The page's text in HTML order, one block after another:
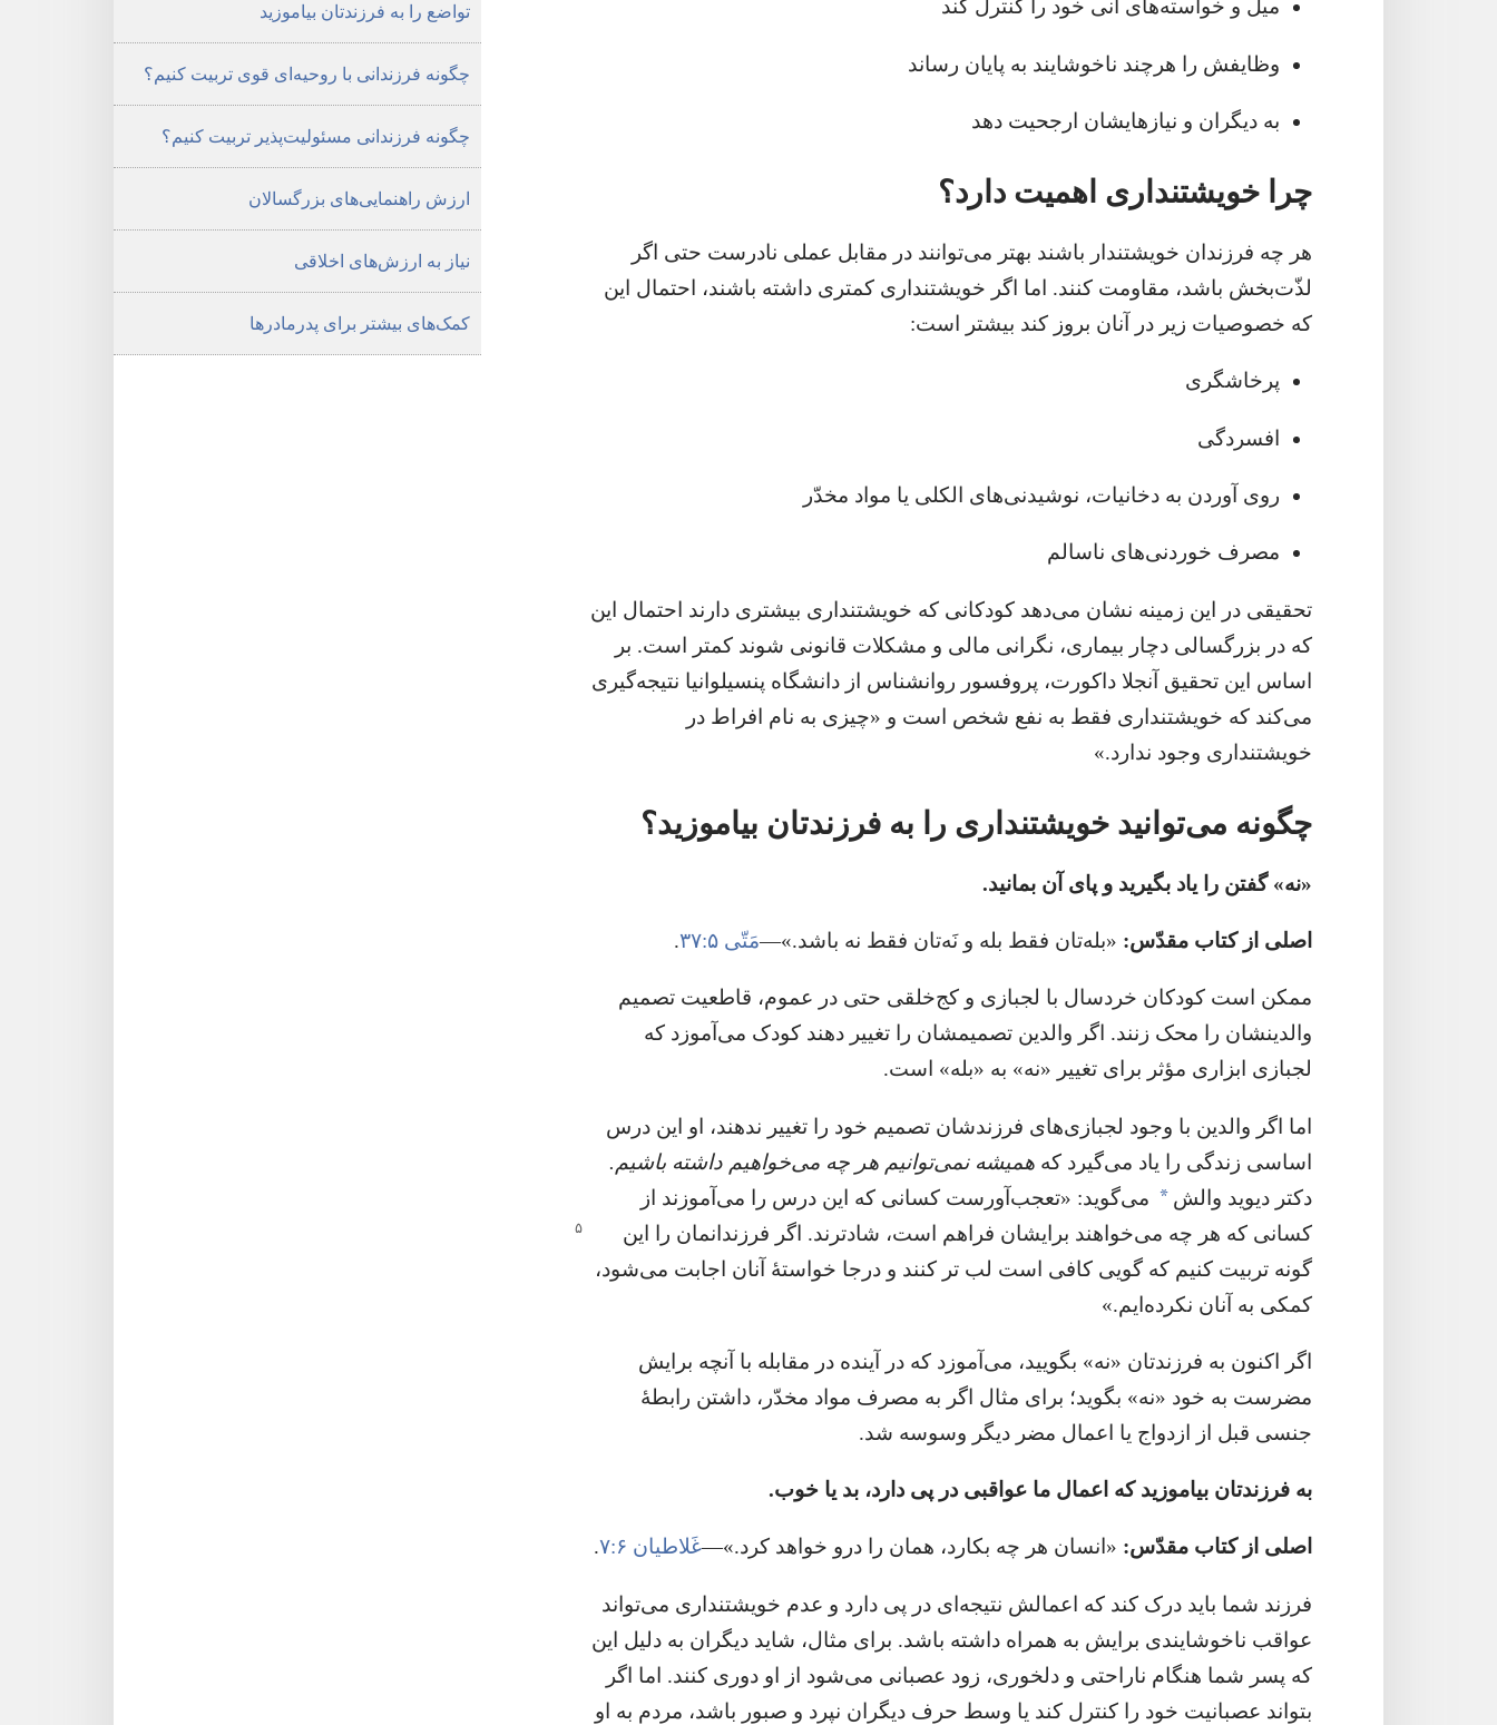
میل و خواسته‌های آنی خود را کنترل کند
وظایفش را هرچند ناخوشایند به پایان رساند
به دیگران و نیازهایشان ارجحیت دهد
چرا خویشتنداری اهمیت دارد؟‏
هر چه فرزندان خویشتندار باشند بهتر می‌توانند در مقابل عملی نادرست حتی اگر
لذّت‌بخش باشد،‏ مقاومت کنند.‏ اما اگر خویشتنداری کمتری داشته باشند،‏ احتمال این
که خصوصیات زیر در آنان بروز کند بیشتر است:‏
پرخاشگری
افسردگی
روی آوردن به دخانیات،‏ نوشیدنی‌های الکلی یا مواد مخدّر
مصرف خوردنی‌های ناسالم
تحقیقی در این زمینه نشان می‌دهد کودکانی که خویشتنداری بیشتری دارند احتمال این
که در بزرگسالی دچار بیماری،‏ نگرانی مالی و مشکلات قانونی شوند کمتر است.‏ بر
اساس این تحقیق آنجلا داکورت،‏ پروفسور روانشناس از دانشگاه پنسیلوانیا نتیجه‌گیری
می‌کند که خویشتنداری فقط به نفع شخص است و «چیزی به نام افراط در
خویشتنداری وجود ندارد.‏»‏
چگونه می‌توانید خویشتنداری را به فرزندتان بیاموزید؟‏
‏«نه» گفتن را یاد بگیرید و پای آن بمانید.‏
اصلی از کتاب مقدّس:‏ ‏«بله‌تان فقط بله و نَه‌تان فقط نه باشد.‏»—‏مَتّی ۵:‏۳۷ ‏.‏
ممکن است کودکان خردسال با لجبازی و کج‌خلقی حتی در عموم،‏ قاطعیت تصمیم
والدینشان را محک زنند.‏ اگر والدین تصمیمشان را تغییر دهند کودک می‌آموزد که
لجبازی ابزاری مؤثر برای تغییر «نه» به «بله» است.‏
اما اگر والدین با وجود لجبازی‌های فرزندشان تصمیم خود را تغییر ندهند،‏ او این درس
اساسی زندگی را یاد می‌گیرد که همیشه نمی‌توانیم هر چه می‌خواهیم داشته باشیم.‏
دکتر دیوید والش * می‌گوید:‏ «تعجب‌آورست کسانی که این درس را می‌آموزند از
کسانی که هر چه می‌خواهند برایشان فراهم است،‏ شادترند.‏ اگر فرزندانمان را این
گونه تربیت کنیم که گویی کافی است لب تر کنند و درجا خواستهٔ آنان اجابت می‌شود،‏
کمکی به آنان نکرده‌ایم.‏»‏
اگر اکنون به فرزندتان «نه» بگویید،‏ می‌آموزد که در آینده در مقابله با آنچه برایش
مضرست به خود «نه» بگوید؛‏ برای مثال اگر به مصرف مواد مخدّر،‏ داشتن رابطهٔ
جنسی قبل از ازدواج یا اعمال مضر دیگر وسوسه شد.‏
به فرزندتان بیاموزید که اعمال ما عواقبی در پی دارد،‏ بد یا خوب.‏
اصلی از کتاب مقدّس:‏ ‏«انسان هر چه بکارد،‏ همان را درو خواهد کرد.‏»—‏غَلاطیان ۶:‏۷ ‏.‏
فرزند شما باید درک کند که اعمالش نتیجه‌ای در پی دارد و عدم خویشتنداری می‌تواند
عواقب ناخوشایندی برایش به همراه داشته باشد.‏ برای مثال،‏ شاید دیگران به دلیل این
که پسر شما هنگام ناراحتی و دلخوری،‏ زود عصبانی می‌شود از او دوری کنند.‏ اما اگر
بتواند عصبانیت خود را کنترل کند یا وسط حرف دیگران نپرد و صبور باشد،‏ مردم به او
در
تربیت
فرزندان
تواضع را به فرزندتان بیاموزید
چگونه فرزندانی با روحیه‌ای قوی تربیت کنیم؟‏
چگونه فرزندانی مسئولیت‌پذیر تربیت کنیم؟‏
ارزش راهنمایی‌های بزرگسالان
نیاز به ارزش‌های اخلاقی
کمک‌های بیشتر برای پدرمادرها